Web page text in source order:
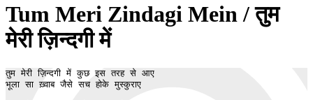
Tum Meri Zindagi Mein / तुम
मेरी ज़िन्दगी में
तुम मेरी ज़िन्दगी में कुछ इस तरह से आए
भूला सा ख़्वाब जैसे सच होके मुस्कुराए